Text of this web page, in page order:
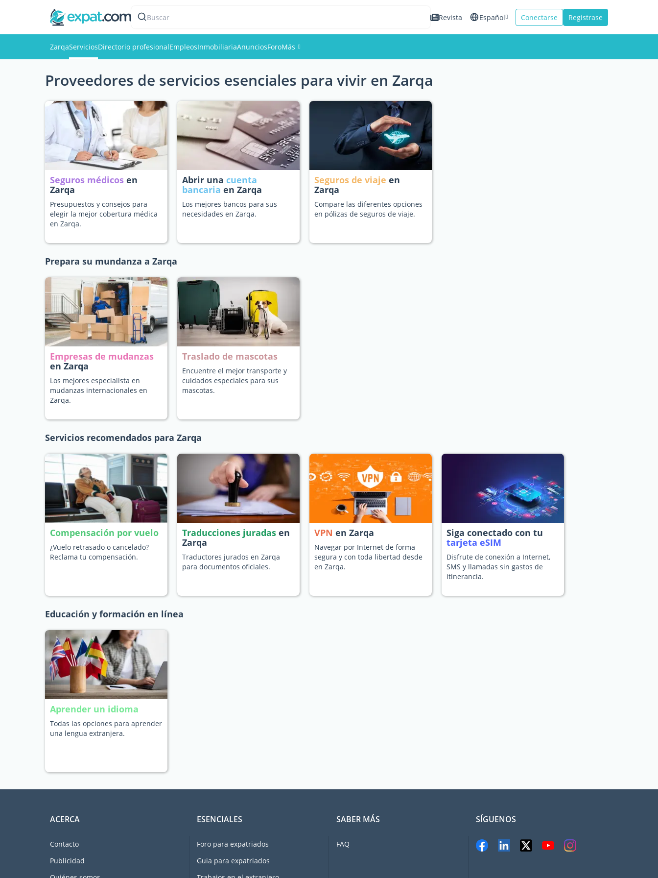
Buscar Revista Español Conectarse Registrase
ZarqaServiciosDirectorio profesionalEmpleosInmobiliariaAnunciosForoMás
Eventos
Miembros
Fotos
Proveedores de servicios esenciales para vivir en Zarqa
Seguros médicos en
Zarqa
Presupuestos y consejos para
elegir la mejor cobertura médica
en Zarqa.
Abrir una cuenta
bancaria en Zarqa
Los mejores bancos para sus
necesidades en Zarqa.
Seguros de viaje en
Zarqa
Compare las diferentes opciones
en pólizas de seguros de viaje.
Prepara su mundanza a Zarqa
Empresas de mudanzas
en Zarqa
Los mejores especialista en
mudanzas internacionales en
Zarqa.
Traslado de mascotas
Encuentre el mejor transporte y
cuidados especiales para sus
mascotas.
Servicios recomendados para Zarqa
Compensación por vuelo
¿Vuelo retrasado o cancelado?
Reclama tu compensación.
Traducciones juradas en
Zarqa
Traductores jurados en Zarqa
para documentos oficiales.
VPN en Zarqa
Navegar por Internet de forma
segura y con toda libertad desde
en Zarqa.
Siga conectado con tu
tarjeta eSIM
Disfrute de conexión a Internet,
SMS y llamadas sin gastos de
itinerancia.
Educación y formación en línea
Aprender un idioma
Todas las opciones para aprender
una lengua extranjera.
ACERCA
Contacto
Publicidad
ESENCIALES
Foro para expatriados
Guia para expatriados
SABER MÁS
FAQ
SÍGUENOS